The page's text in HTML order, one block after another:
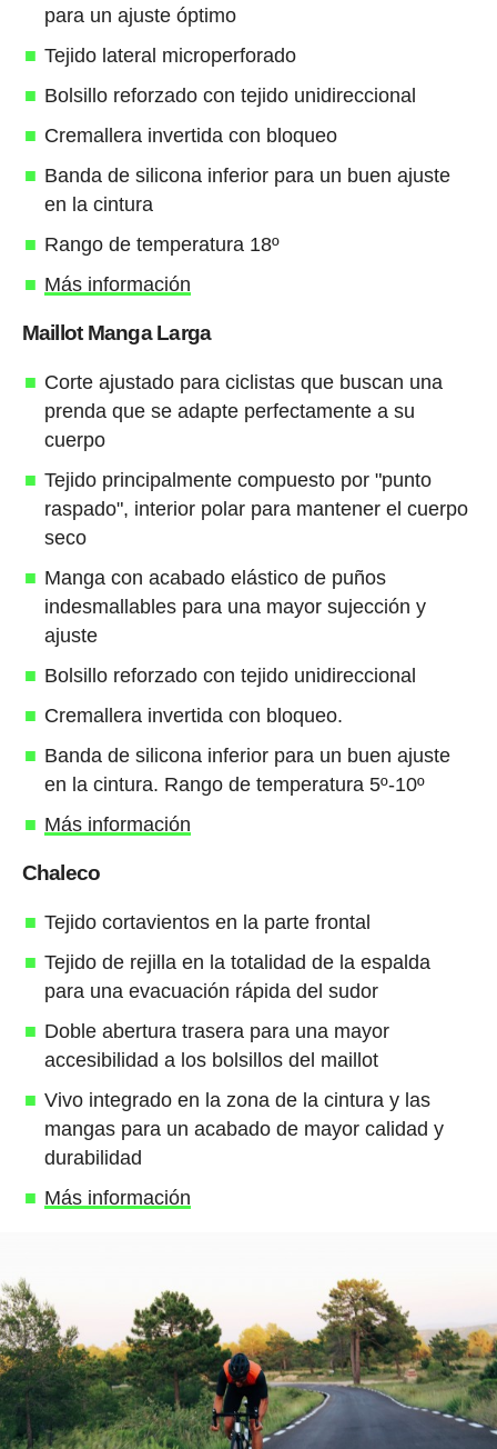
para un ajuste óptimo
Tejido lateral microperforado
Bolsillo reforzado con tejido unidireccional
Cremallera invertida con bloqueo
Banda de silicona inferior para un buen ajuste
en la cintura
Rango de temperatura 18º
Más información
Maillot Manga Larga
Corte ajustado para ciclistas que buscan una
prenda que se adapte perfectamente a su
cuerpo
Tejido principalmente compuesto por "punto
raspado", interior polar para mantener el cuerpo
seco
Manga con acabado elástico de puños
indesmallables para una mayor sujección y
ajuste
Bolsillo reforzado con tejido unidireccional
Cremallera invertida con bloqueo.
Banda de silicona inferior para un buen ajuste
en la cintura. Rango de temperatura 5º-10º
Más información
Chaleco
Tejido cortavientos en la parte frontal
Tejido de rejilla en la totalidad de la espalda
para una evacuación rápida del sudor
Doble abertura trasera para una mayor
accesibilidad a los bolsillos del maillot
Vivo integrado en la zona de la cintura y las
mangas para un acabado de mayor calidad y
durabilidad
Más información